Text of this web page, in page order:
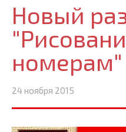
Новый
номерам"
24 ноября 2015